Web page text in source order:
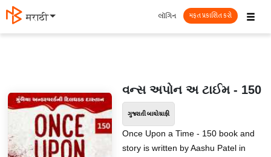
मराठी ☰
લૉગિન મફત પ્રકાશિત કરો
વન્સ અપોન અ ટાઈમ - 150
ગુજરાતી બાયોગ્રાફી
Once Upon a Time - 150 book and
story is written by Aashu Patel in